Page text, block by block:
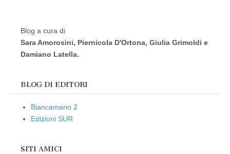
Blog a cura di
Sara Amorosini, Piernicola D'Ortona, Giulia Grimoldi e
Damiano Latella.
BLOG DI EDITORI
Biancamano 2
Edizioni SUR
SITI AMICI